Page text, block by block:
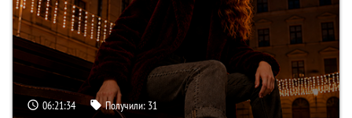
06:21:33 Получили: 31